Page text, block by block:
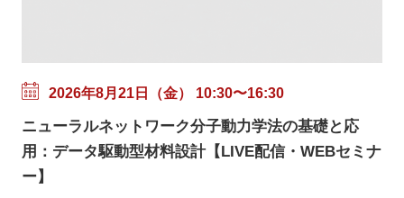
2026年8月21日（金） 10:30〜16:30
ニューラルネットワーク分子動力学法の基礎と応
用：データ駆動型材料設計【LIVE配信・WEBセミナ
ー】